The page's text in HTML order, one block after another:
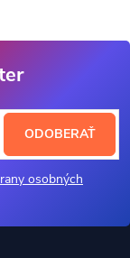
osobných
ODOBERAŤ